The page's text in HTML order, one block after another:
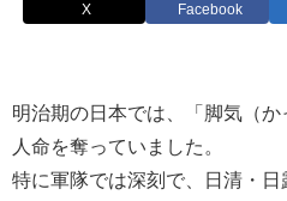
X Facebook
明治期の日本では、「脚気（
人命を奪っていました。
特に軍隊では深刻で、日清・